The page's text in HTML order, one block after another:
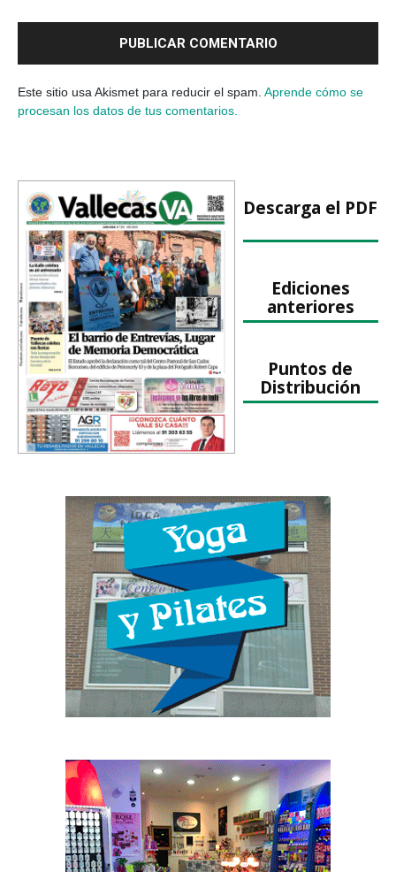
Este sitio usa Akismet para reducir el spam. Aprende cómo se
procesan los datos de tus comentarios.
Descarga el PDF
Ediciones
anteriores
Puntos de
Distribución